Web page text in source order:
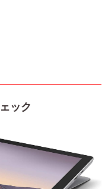
ック